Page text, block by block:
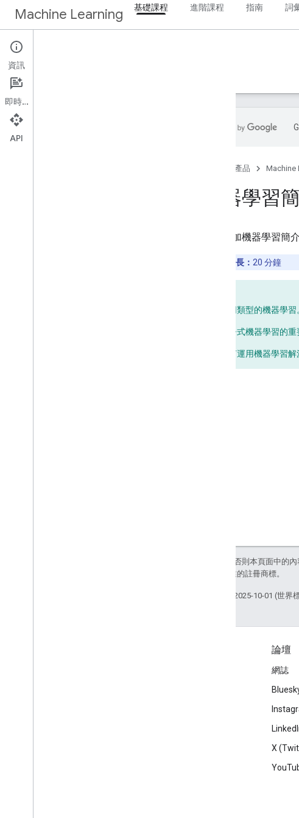
Machine Learning 基礎課程 進階課程 指南 詞
基礎課程
首頁
產品 Machine
機器學習
歡迎參加機器學習簡
預估課程時長： 20 分鐘
瞭解不同類型的機器學習
瞭解監督式機器學習的重
瞭解如何運用機器學習
除非另有註明，否則本頁面中的
和/或其關聯企業的註冊商標。
上次更新時間：2025-10-01 (世界
論壇
網誌
X
資訊
即時通訊
API